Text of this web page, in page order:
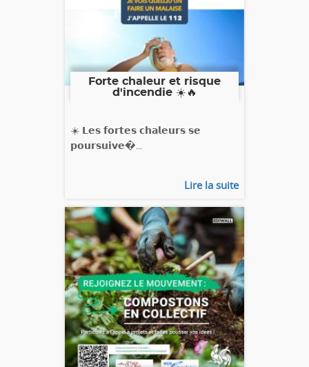
Forte chaleur et risque
d'incendie ☀️🔥
☀️ 𝗟𝗲𝘀 𝗳𝗼𝗿𝘁𝗲𝘀 𝗰𝗵𝗮𝗹𝗲𝘂𝗿𝘀 𝘀𝗲
𝗽𝗼𝘂𝗿𝘀𝘂𝗶𝘃𝗲�...
Lire la suite